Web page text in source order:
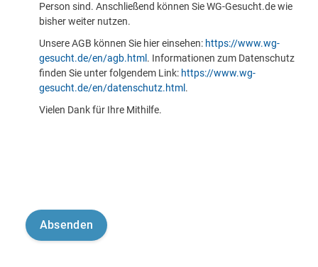
Person sind. Anschließend können Sie WG-Gesucht.de wie
bisher weiter nutzen.
Unsere AGB können Sie hier einsehen: https://www.wg-
gesucht.de/en/agb.html . Informationen zum Datenschutz
finden Sie unter folgendem Link: https://www.wg-
gesucht.de/en/datenschutz.html .
Vielen Dank für Ihre Mithilfe.